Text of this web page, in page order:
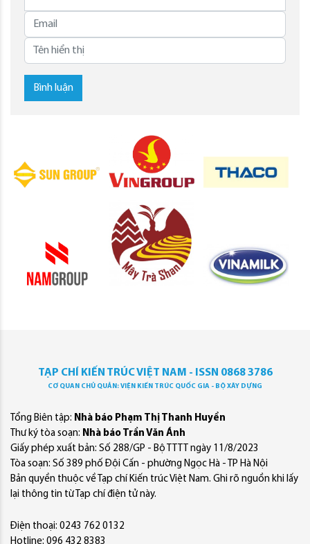
Bình luận
TẠP CHÍ KIẾN TRÚC VIỆT NAM - ISSN 0868 3786
CƠ QUAN CHỦ QUẢN: VIỆN KIẾN TRÚC QUỐC GIA - BỘ XÂY DỰNG
Tổng Biên tập: Nhà báo Phạm Thị Thanh Huyền
Thư ký tòa soạn: Nhà báo Trần Văn Ánh
Giấy phép xuất bản: Số 288/GP - Bộ TTTT ngày 11/8/2023
Tòa soạn: Số 389 phố Đội Cấn - phường Ngọc Hà - TP Hà Nội
Bản quyền thuộc về Tạp chí Kiến trúc Việt Nam. Ghi rõ nguồn khi lấy
lại thông tin từ Tạp chí điện tử này.
Điện thoại: 0243 762 0132
Hotline: 096 432 8383